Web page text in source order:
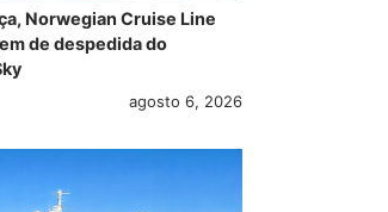
Norwegian Cruise Line
de despedida do
agosto 6, 2026